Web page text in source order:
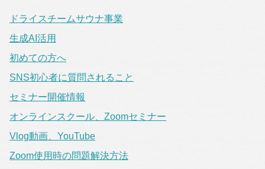
ドライスチームサウナ事業
生成AI活用
初めての方へ
SNS初心者に質問されること
セミナー開催情報
オンラインスクール、Zoomセミナー
Vlog動画、YouTube
Zoom使用時の問題解決方法